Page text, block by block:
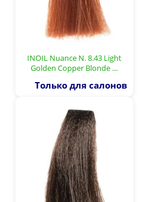
INOIL Nuance N. 8.43 Light
Golden Copper Blonde …
Только для салонов